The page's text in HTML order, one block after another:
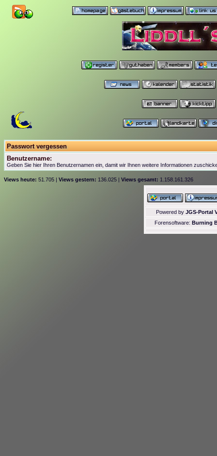
Passwort vergessen
Benutzername:
Geben Sie hier Ihren Benutzernamen ein, damit wir Ihnen weitere Informationen
Views heute: 51.705 | Views gestern: 136.025 | Views gesamt: 1.158.161.326
Powered by JGS-Portal
Forensoftware: Burning